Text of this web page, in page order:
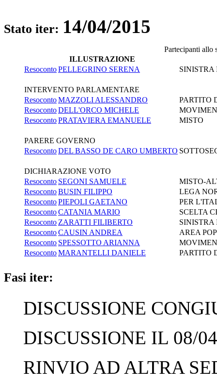
Stato iter: 14/04/2015
Partecipanti allo
ILLUSTRAZIONE
ResocontoPELLEGRINO SERENA SINISTRA
INTERVENTO PARLAMENTARE
ResocontoMAZZOLI ALESSANDRO
PARTITO
ResocontoDELL'ORCO MICHELE
ResocontoPRATAVIERA EMANUELE MISTO
PARERE GOVERNO
ResocontoDEL BASSO DE CARO UMBERTO
DICHIARAZIONE VOTO
Resoconto SEGONI SAMUELE
MISTO-
ResocontoBUSIN FILIPPO
LEGA
ResocontoPIEPOLI GAETANO
PER
ResocontoCATANIA MARIO
SCELTA
Resoconto ZARATTI FILIBERTO
SINISTRA
ResocontoCAUSIN ANDREA
AREA
Resoconto SPESSOTTO ARIANNA
ResocontoMARANTELLI DANIELE PARTITO
Fasi iter:
DISCUSSIONE
DISCUSSIONE IL 08/
RINVIO AD ALTRA